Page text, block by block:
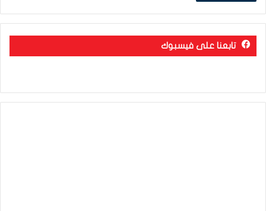
تابعنا على فيسبوك